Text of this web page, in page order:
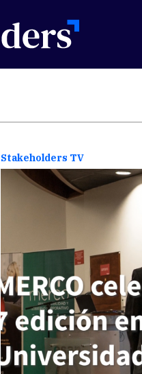
Stakeholders TV